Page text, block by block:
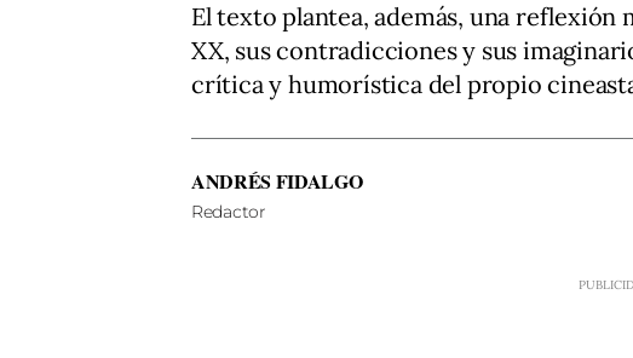
El texto plantea, además, una reflexión
XX, sus contradicciones y sus
crítica y humorística del propio
ANDRÉS FIDALGO
Redactor